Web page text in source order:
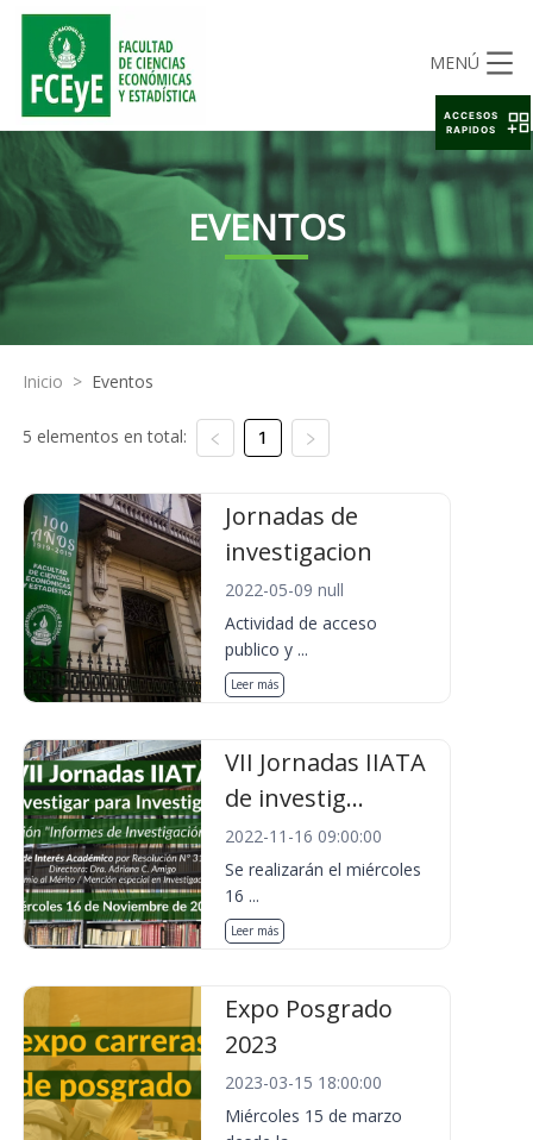
MENÚ
EVENTOS
Inicio > Eventos
5 elementos en total: 1
Jornadas de
investigacion
2022-05-09 null
Actividad de acceso
publico y ...
Leer más
VII Jornadas IIATA
de investig...
2022-11-16 09:00:00
Se realizarán el miércoles
16 ...
Leer más
Expo Posgrado
2023
2023-03-15 18:00:00
Miércoles 15 de marzo
ACCESOS
RAPIDOS